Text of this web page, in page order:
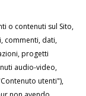
o contenuti sul Sito,
commenti, dati,
progetti
audio-video,
utenti"),